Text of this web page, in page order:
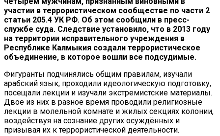
участии в террористическом сообществе по части 2
статьи 205.4 УК РФ. Об этом сообщили в пресс-
службе суда. Следствие установило, что в 2013 году
на территории исправительного учреждения в
Республике Калмыкия создали террористическое
объединение, в которое вошли все подсудимые.
Фигуранты подчинялись общим правилам, изучали
арабский язык, проходили идеологическую подготовку,
посещали лекции и изучали экстремистские материалы.
Двое из них в разное время проводили религиозные
лекции в молельной комнате и жилых секциях колонии,
воздействуя на сознание других осуждённых и
призывая их к террористической деятельности.